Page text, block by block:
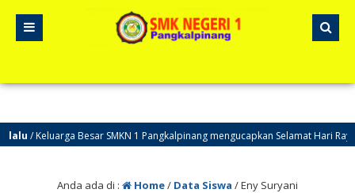
/ Keluarga Besar SMKN 1 Pangkalpinang mengucapkan Selamat Hari Raya
Anda ada di : Home/ Data Siswa /Eny Suryani